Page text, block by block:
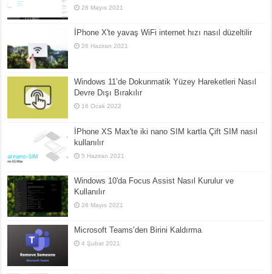
28 Mayıs 2021
İPhone X'te yavaş WiFi internet hızı nasıl düzeltilir
26 Haziran 2021
Windows 11’de Dokunmatik Yüzey Hareketleri Nasıl
Devre Dışı Bırakılır
16 Ocak 2022
İPhone XS Max'te iki nano SIM kartla Çift SIM nasıl
kullanılır
5 Haziran 2021
Windows 10'da Focus Assist Nasıl Kurulur ve
Kullanılır
28 Mayıs 2021
Microsoft Teams’den Birini Kaldırma
4 Şubat 2021